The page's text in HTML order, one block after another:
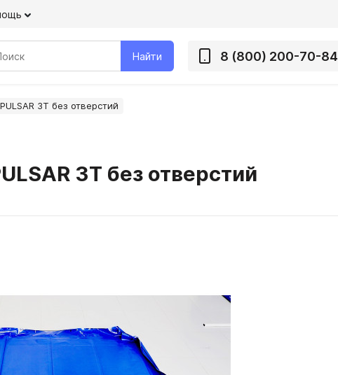
Найти 8 (800) 200-70-84
3Т без отверстий
3Т без отверстий